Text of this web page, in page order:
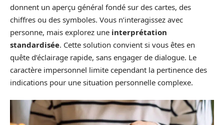
donnent un aperçu général fondé sur des cartes, des
chiffres ou des symboles. Vous n’interagissez avec
personne, mais explorez une interprétation
standardisée. Cette solution convient si vous êtes en
quête d’éclairage rapide, sans engager de dialogue. Le
caractère impersonnel limite cependant la pertinence des
indications pour une situation personnelle complexe.